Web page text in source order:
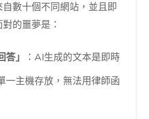
數十個不同網站，並且即
的噩夢是：
」
：AI生成的文本是即時
一主機存放，無法用律師函